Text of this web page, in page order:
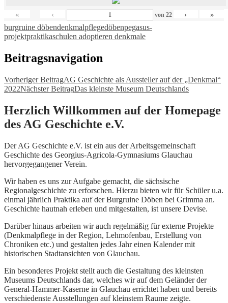
« ‹ von 22 › »
burgruine döbendenkmalpflegedöbenpegasus-
projektpraktikaschulen adoptieren denkmale
Beitragsnavigation
Vorheriger BeitragAG Geschichte als Aussteller auf der „Denkmal“
2022Nächster BeitragDas kleinste Museum Deutschlands
Herzlich Willkommen auf der Homepage
des AG Geschichte e.V.
Der AG Geschichte e.V. ist ein aus der Arbeitsgemeinschaft
Geschichte des Georgius-Agricola-Gymnasiums Glauchau
hervorgegangener Verein.
Wir haben es uns zur Aufgabe gemacht, die sächsische
Regionalgeschichte zu erforschen. Hierzu bieten wir für Schüler u.a.
einmal jährlich Praktika auf der Burgruine Döben bei Grimma an.
Geschichte hautnah erleben und mitgestalten, ist unsere Devise.
Darüber hinaus arbeiten wir auch regelmäßig für externe Projekte
(Denkmalpflege in der Region, Lehmofenbau, Erstellung von
Chroniken etc.) und gestalten jedes Jahr einen Kalender mit
historischen Stadtansichten von Glauchau.
Ein besonderes Projekt stellt auch die Gestaltung des kleinsten
Museums Deutschlands dar, welches wir auf dem Geländer der
General-Hammer-Kaserne in Glauchau errichtet haben und bereits
verschiedenste Ausstellungen auf kleinstem Raume zeigte.